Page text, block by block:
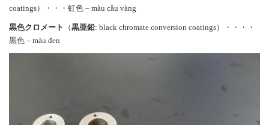
coatings）・・・虹色 – màu cầu vàng
黒色クロメート （黒亜鉛: black chromate conversion coatings）・・・・
黒色 – màu đen